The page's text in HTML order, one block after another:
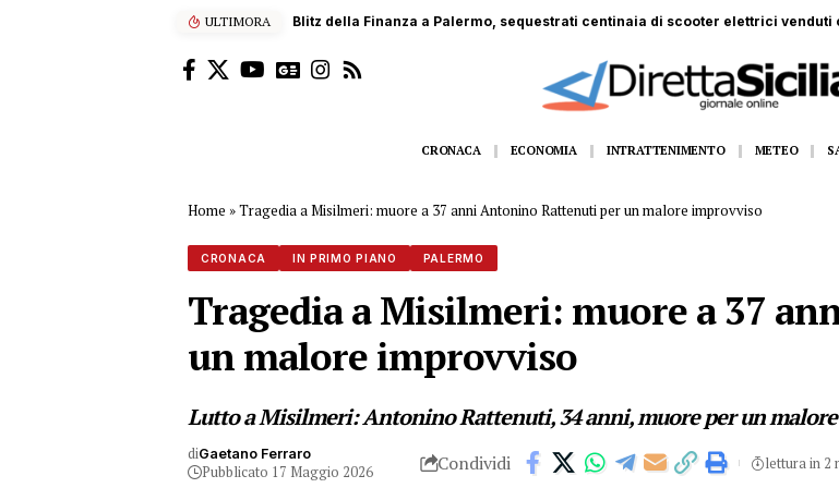
ULTIMORA Scalatore francese di 22 anni ferito a Monte Pellegrino: trasportato a Villa
CRONACA ECONOMIA INTRATTENIMENTO METEO
Home »Tragedia a Misilmeri: muore a 37 anni Antonino Rattenuti per un malore improvviso
CRONACA IN PRIMO PIANO PALERMO
Tragedia a Misilmeri: muore a 37
un malore improvviso
Lutto a Misilmeri: Antonino Rattenuti, 34 anni, muore per un
diGaetano Ferraro
Pubblicato 17 Maggio 2026 Condividi lettura in 2